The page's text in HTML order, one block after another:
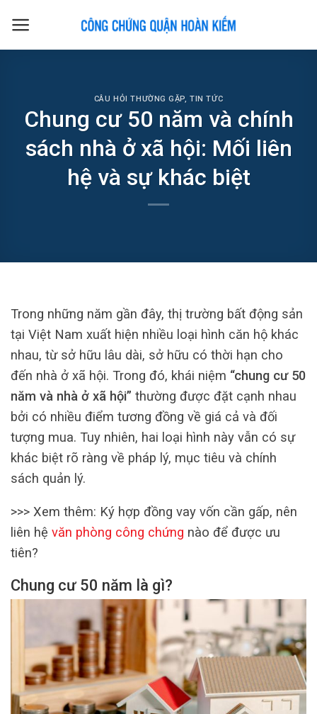
CÂU HỎI THƯỜNG GẶP,TIN TỨC
Chung cư 50 năm và chính
sách nhà ở xã hội: Mối liên
hệ và sự khác biệt
Trong những năm gần đây, thị trường bất động sản
tại Việt Nam xuất hiện nhiều loại hình căn hộ khác
nhau, từ sở hữu lâu dài, sở hữu có thời hạn cho
đến nhà ở xã hội. Trong đó, khái niệm “chung cư 50
năm và nhà ở xã hội” thường được đặt cạnh nhau
bởi có nhiều điểm tương đồng về giá cả và đối
tượng mua. Tuy nhiên, hai loại hình này vẫn có sự
khác biệt rõ ràng về pháp lý, mục tiêu và chính
sách quản lý.
>>> Xem thêm: Ký hợp đồng vay vốn cần gấp, nên
liên hệ văn phòng công chứng nào để được ưu
tiên?
Chung cư 50 năm là gì?